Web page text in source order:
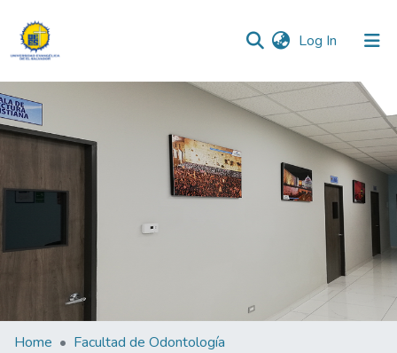
Log In (current)
Communities & Collections
All of DSpace
Home
Facultad de Odontología